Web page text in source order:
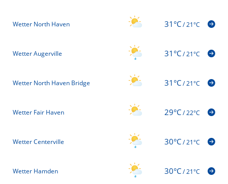
Wetter North Haven 31°C/21°C
Wetter Augerville 31°C/21°C
Wetter North Haven Bridge 31°C/21°C
Wetter Fair Haven 29°C/22°C
Wetter Centerville 30°C/21°C
Wetter Hamden 30°C/21°C